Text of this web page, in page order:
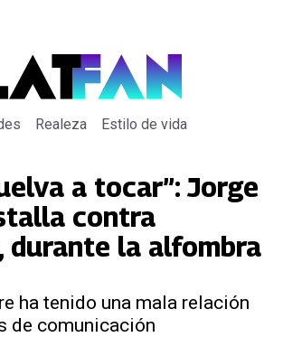
Realeza Estilo de vida
a tocar”: Jorge
contra
durante la alfombra
ha tenido una mala relación
de comunicación